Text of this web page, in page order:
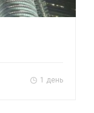
1 день